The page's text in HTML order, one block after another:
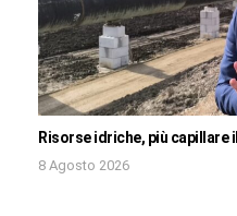
Risorse idriche, più
8 Agosto 2026